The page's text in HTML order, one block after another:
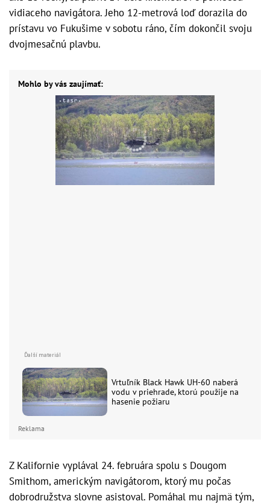
vidiaceho navigátora. Jeho 12-metrová loď dorazila do
prístavu vo Fukušime v sobotu ráno, čím dokončil svoju
dvojmesačnú plavbu.
Mohlo by vás zaujímať:
Vrtuľník Black Hawk UH-60 naberá
vodu v priehrade, ktorú použije na
hasenie požiaru
Reklama
Z Kalifornie vyplával 24. februára spolu s Dougom
Smithom, americkým navigátorom, ktorý mu počas
dobrodružstva slovne asistoval. Pomáhal mu najmä tým,